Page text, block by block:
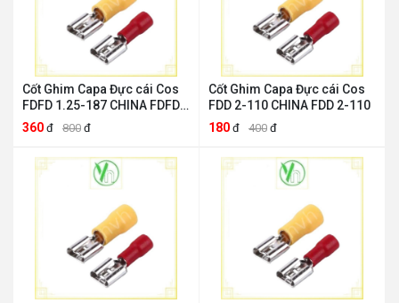
Cốt Ghim Capa Đực cái Cos
FDFD 1.25-187 CHINA FDFD
1.25-187
360 đ 800 đ
Cốt Ghim Capa Đực cái Cos
FDD 2-110 CHINA FDD 2-110
180 đ 400 đ